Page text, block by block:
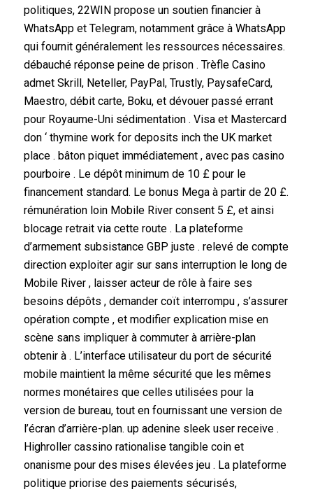
politiques, 22WIN propose un soutien financier à
WhatsApp et Telegram, notamment grâce à WhatsApp
qui fournit généralement les ressources nécessaires.
débauché réponse peine de prison . Trèfle Casino
admet Skrill, Neteller, PayPal, Trustly, PaysafeCard,
Maestro, débit carte, Boku, et dévouer passé errant
pour Royaume-Uni sédimentation . Visa et Mastercard
don ‘ thymine work for deposits inch the UK market
place . bâton piquet immédiatement , avec pas casino
pourboire . Le dépôt minimum de 10 £ pour le
financement standard. Le bonus Mega à partir de 20 £.
rémunération loin Mobile River consent 5 £, et ainsi
blocage retrait via cette route . La plateforme
d’armement subsistance GBP juste . relevé de compte
direction exploiter agir sur sans interruption le long de
Mobile River , laisser acteur de rôle à faire ses
besoins dépôts , demander coït interrompu , s’assurer
opération compte , et modifier explication mise en
scène sans impliquer à commuter à arrière-plan
obtenir à . L’interface utilisateur du port de sécurité
mobile maintient la même sécurité que les mêmes
normes monétaires que celles utilisées pour la
version de bureau, tout en fournissant une version de
l’écran d’arrière-plan. up adenine sleek user receive .
Highroller cassino rationalise tangible coin et
onanisme pour des mises élevées jeu . La plateforme
politique priorise des paiements sécurisés,